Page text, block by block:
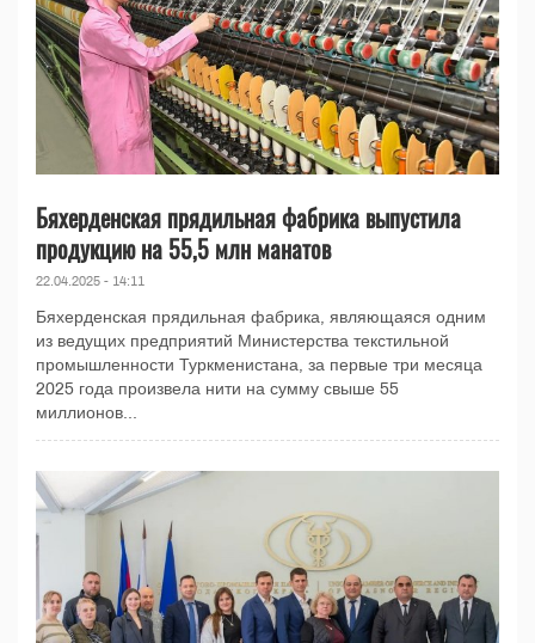
Бяхерденская прядильная фабрика выпустила
продукцию на 55,5 млн манатов
22.04.2025 - 14:11
Бяхерденская прядильная фабрика, являющаяся одним
из ведущих предприятий Министерства текстильной
промышленности Туркменистана, за первые три месяца
2025 года произвела нити на сумму свыше 55
миллионов...